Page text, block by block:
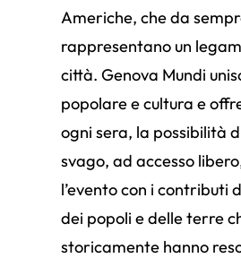
Americhe, che da
rappresentano un
città. Genova Mundi
popolare e cultura e
ogni sera, la possibilità
svago, ad accesso
l’evento con i contributi
dei popoli e delle terre
storicamente hanno